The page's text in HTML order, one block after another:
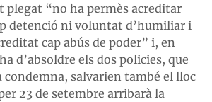
plegat “no ha permès acreditar
detenció ni voluntat d’humiliar i
cap abús de poder” i, en
d’absoldre els dos policies, que
condemna, salvarien també el lloc
23 de setembre arribarà la